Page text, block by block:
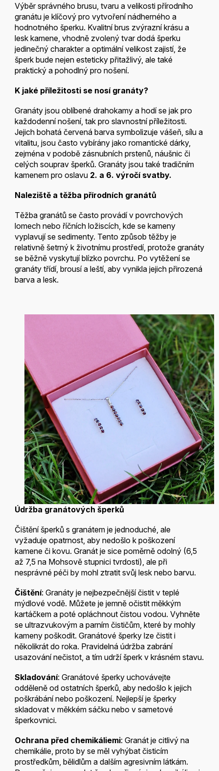
Výběr správného brusu, tvaru a velikosti přírodního
granátu je klíčový pro vytvoření nádherného a
hodnotného šperku. Kvalitní brus zvýrazní krásu a
lesk kamene, vhodně zvolený tvar dodá šperku
jedinečný charakter a optimální velikost zajistí, že
šperk bude nejen esteticky přitažlivý, ale také
praktický a pohodlný pro nošení.
K jaké příležitosti se nosí granáty?
Granáty jsou oblíbené drahokamy a hodí se jak pro
každodenní nošení, tak pro slavnostní příležitosti.
Jejich bohatá červená barva symbolizuje vášeň, sílu a
vitalitu, jsou často vybírány jako romantické dárky,
zejména v podobě zásnubních prstenů, náušnic či
celých souprav šperků. Granáty jsou také tradičním
kamenem pro oslavu 2. a 6. výročí svatby.
Naleziště a těžba přírodních granátů
Těžba granátů se často provádí v povrchových
lomech nebo říčních ložiscích, kde se kameny
vyplavují se sedimenty. Tento způsob těžby je
relativně šetrný k životnímu prostředí, protože granáty
se běžně vyskytují blízko povrchu. Po vytěžení se
granáty třídí, brousí a leští, aby vynikla jejich přirozená
barva a lesk.
Údržba granátových šperků
Čištění šperků s granátem je jednoduché, ale
vyžaduje opatrnost, aby nedošlo k poškození
kamene či kovu. Granát je sice poměrně odolný (6,5
až 7,5 na Mohsově stupnici tvrdosti), ale při
nesprávné péči by mohl ztratit svůj lesk nebo barvu.
Čištění: Granáty je nejbezpečnější čistit v teplé
mýdlové vodě. Můžete je jemně očistit měkkým
kartáčkem a poté opláchnout čistou vodou. Vyhněte
se ultrazvukovým a parním čističům, které by mohly
kameny poškodit. Granátové šperky lze čistit i
několikrát do roka. Pravidelná údržba zabrání
usazování nečistot, a tím udrží šperk v krásném stavu.
Skladování: Granátové šperky uchovávejte
odděleně od ostatních šperků, aby nedošlo k jejich
poškrábání nebo poškození. Nejlepší je šperky
skladovat v měkkém sáčku nebo v sametové
šperkovnici.
Ochrana před chemikáliemi: Granát je citlivý na
chemikálie, proto by se měl vyhýbat čisticím
prostředkům, bělidlům a dalším agresivním látkám.